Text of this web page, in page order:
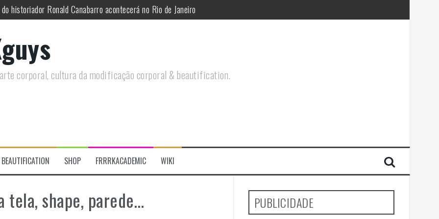
historiador Ronald Canabarro acontecerá no Rio de Janeiro
em Agosto e discutirá questões LGBTQIAPN+ e Modificações Corporais
modificações corporais e anarquia em encontro online
saiba como você pode ajudar duas ações que estão a ocorrer
a celebração do Orgulho Freak no Chile
corporal, cultura da modificação corporal & beautification.
BEAUTIFICATION SHOP FRRRKACADEMIC WIKI
tela, shape, parede… PUBLICIDADE